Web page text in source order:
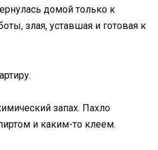
домой только к
злая, уставшая и готовая к
запах. Пахло
и каким-то клеем.